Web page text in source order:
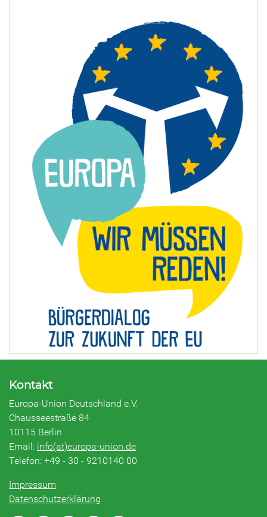
Kontakt
Europa-Union Deutschland e.V.
Chausseestraße 84
10115 Berlin
Email: info(at)europa-union.de
Telefon: +49 - 30 - 9210140 00
Impressum
Datenschutzerklärung